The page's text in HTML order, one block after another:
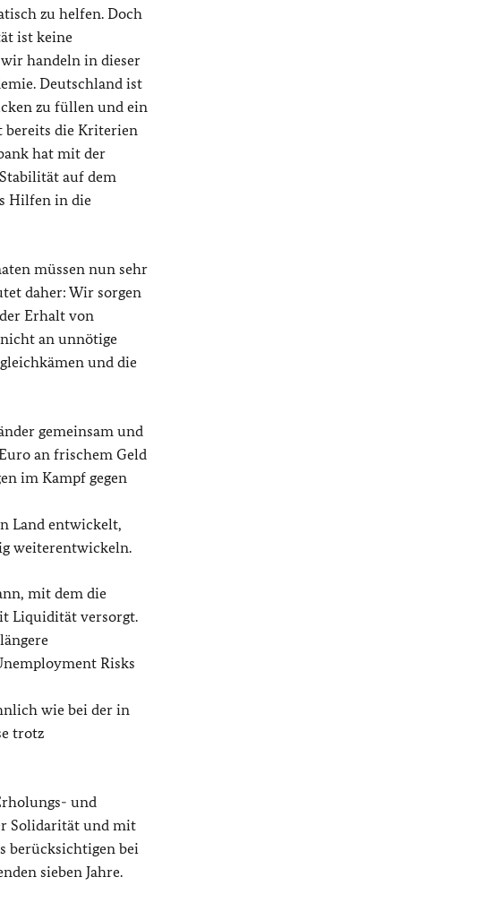
zu helfen. Doch
ist keine
handeln in dieser
Deutschland ist
zu füllen und ein
bereits die Kriterien
hat mit der
auf dem
Hilfen in die
müssen nun sehr
daher: Wir sorgen
Erhalt von
an unnötige
und die
gemeinsam und
an frischem Geld
im Kampf gegen
Land entwickelt,
weiterentwickeln.
mit dem die
Liquidität versorgt.
Risks
wie bei der in
trotz
und
Solidarität und mit
berücksichtigen bei
sieben Jahre.